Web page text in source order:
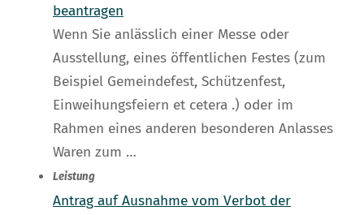
beantragen
Wenn Sie anlässlich einer Messe oder
Ausstellung, eines öffentlichen Festes (zum
Beispiel Gemeindefest, Schützenfest,
Einweihungsfeiern et cetera .) oder im
Rahmen eines anderen besonderen Anlasses
Waren zum …
Leistung
Antrag auf Ausnahme vom Verbot der